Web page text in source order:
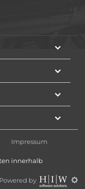
Impressum
innerhalb
by